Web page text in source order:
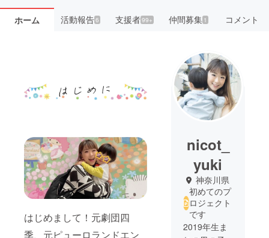
ホーム 活動報告6 支援者99+ 仲間募集 1 コメント
はじめまして！元劇団四
季、元ピューロランドエン
nicot_
yuki
神奈川県
初めてのプ
ロジェクト
です
2019年生ま